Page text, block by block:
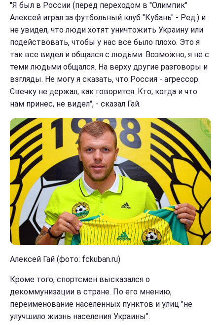
"Я был в России (перед переходом в "Олимпик"
Алексей играл за футбольный клуб "Кубань" - Ред.) и
не увидел, что люди хотят уничтожить Украину или
подействовать, чтобы у нас все было плохо. Это я
так все видел и общался с людьми. Возможно, я не с
теми людьми общался. На верху другие разговоры и
взгляды. Не могу я сказать, что Россия - агрессор.
Свечку не держал, как говорится. Кто, когда и что
нам принес, не видел", - сказал Гай.
Алексей Гай (фото: fckuban.ru)
Кроме того, спортсмен высказался о
декоммунизации в стране. По его мнению,
переименование населенных пунктов и улиц "не
улучшило жизнь населения Украины".